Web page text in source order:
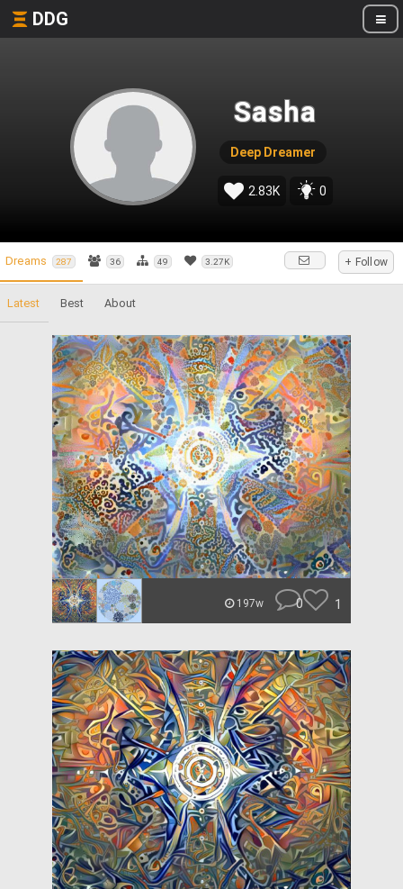
DDG
Sasha
Deep Dreamer
2.83K 0
Dreams 287 36 49 3.27K + Follow
Latest Best About
197w 0 1